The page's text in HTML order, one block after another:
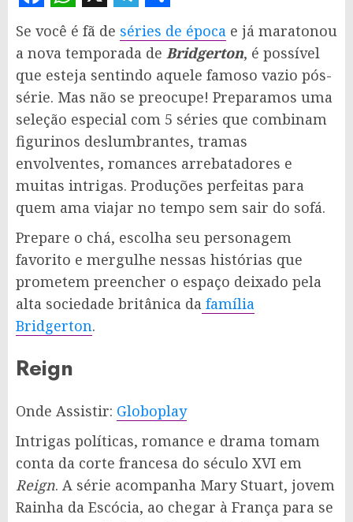
Facebook
WhatsApp
X Telegram
Share
Se você é fã de séries de época e já maratonou
a nova temporada de Bridgerton, é possível
que esteja sentindo aquele famoso vazio pós-
série. Mas não se preocupe! Preparamos uma
seleção especial com 5 séries que combinam
figurinos deslumbrantes, tramas
envolventes, romances arrebatadores e
muitas intrigas. Produções perfeitas para
quem ama viajar no tempo sem sair do sofá.
Prepare o chá, escolha seu personagem
favorito e mergulhe nessas histórias que
prometem preencher o espaço deixado pela
alta sociedade britânica da família
Bridgerton.
Reign
Onde Assistir: Globoplay
Intrigas políticas, romance e drama tomam
conta da corte francesa do século XVI em
Reign. A série acompanha Mary Stuart, jovem
Rainha da Escócia, ao chegar à França para se